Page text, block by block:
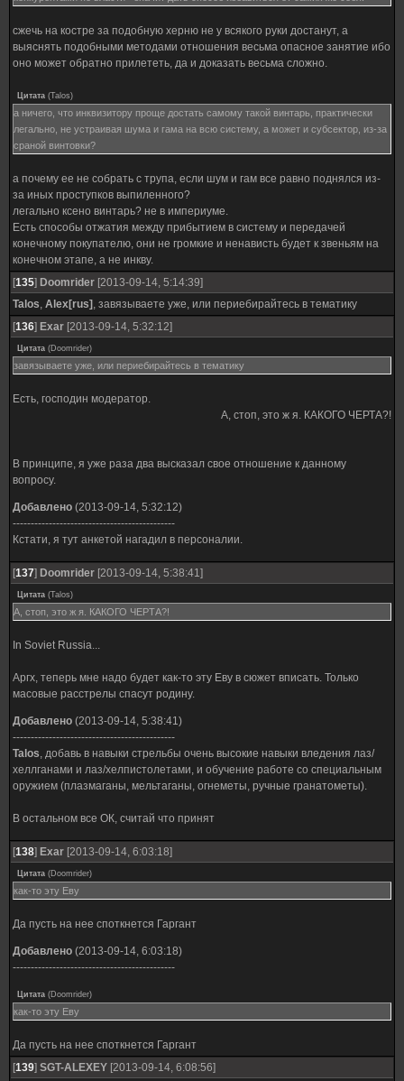
сжечь на костре за подобную херню не у всякого руки достанут, а
выяснять подобными методами отношения весьма опасное занятие ибо
оно может обратно прилететь, да и доказать весьма сложно.
Цитата (Talos)
а ничего, что инквизитору проще достать самому такой винтарь, практически
легально, не устраивая шума и гама на всю систему, а может и субсектор, из-за
сраной винтовки?
а почему ее не собрать с трупа, если шум и гам все равно поднялся из-
за иных проступков выпиленного?
легально ксено винтарь? не в империуме.
Есть способы отжатия между прибытием в систему и передачей
конечному покупателю, они не громкие и ненависть будет к звеньям на
конечном этапе, а не инкву.
[135] Doomrider [2013-09-14, 5:14:39]
Talos, Alex[rus] , завязываете уже, или периебирайтесь в тематику
[136] Exar [2013-09-14, 5:32:12]
Цитата (Doomrider)
завязываете уже, или периебирайтесь в тематику
Есть, господин модератор.
А, стоп, это ж я. КАКОГО ЧЕРТА?!
В принципе, я уже раза два высказал свое отношение к данному
вопросу.
Добавлено (2013-09-14, 5:32:12)
---------------------------------------------
Кстати, я тут анкетой нагадил в персоналии.
[137] Doomrider [2013-09-14, 5:38:41]
Цитата (Talos)
А, стоп, это ж я. КАКОГО ЧЕРТА?!
In Soviet Russia...
Аргх, теперь мне надо будет как-то эту Еву в сюжет вписать. Только
масовые расстрелы спасут родину.
Добавлено (2013-09-14, 5:38:41)
---------------------------------------------
Talos, добавь в навыки стрельбы очень высокие навыки вледения лаз/
хеллганами и лаз/хелпистолетами, и обучение работе со специальным
оружием (плазмаганы, мельтаганы, огнеметы, ручные гранатометы).
В остальном все ОК, считай что принят
[138] Exar [2013-09-14, 6:03:18]
Цитата (Doomrider)
как-то эту Еву
Да пусть на нее споткнется Гаргант
Добавлено (2013-09-14, 6:03:18)
---------------------------------------------
Цитата (Doomrider)
как-то эту Еву
Да пусть на нее споткнется Гаргант
[139] SGT-ALEXEY [2013-09-14, 6:08:56]